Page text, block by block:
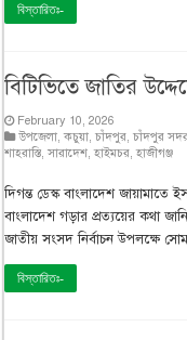
বিস্তারিতঃ-
বিটিভিতে জাতির
February 10, 2026
উপজেলা ,কচুয়া ,চাঁদপুর ,চাঁদপুর
শাহরাস্তি ,সারাদেশ ,হাইমচর ,হাজীগঞ্জ
দিগন্ত ডেস্ক বাংলাদেশ জায়ামাতে
বাংলাদেশ গড়ার প্রত্যয়ের কথা
জাতীয় সংসদ নির্বাচন উপলক্ষে
বিস্তারিতঃ-